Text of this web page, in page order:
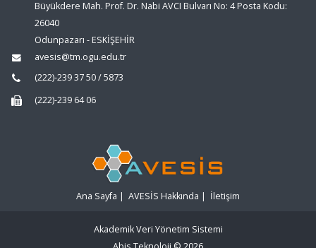
Büyükdere Mah. Prof. Dr. Nabi AVCI Bulvarı No: 4 Posta Kodu:
26040
Odunpazarı - ESKİŞEHİR
avesis@tm.ogu.edu.tr
(222)-239 37 50 / 5873
(222)-239 64 06
Ana Sayfa | AVESİS Hakkında | İletişim
Akademik Veri Yönetim Sistemi